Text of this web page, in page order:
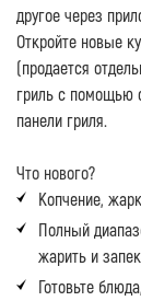
другое через
Откройте новые
(продается
гриль с помощью
панели гриля.
Что нового?
Копчение,
Полный
жарить и
Готовьте